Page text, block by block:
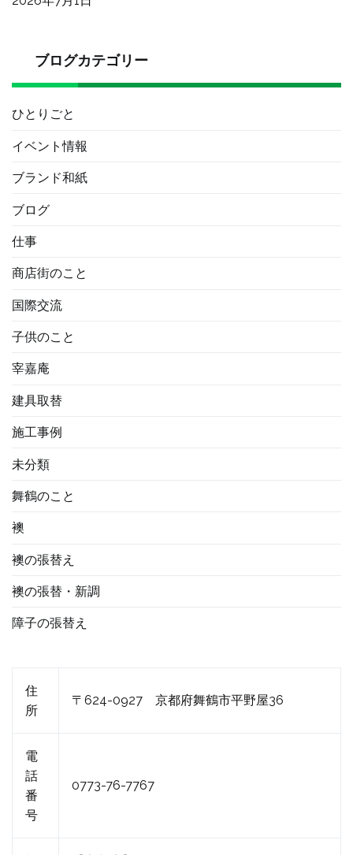
ブログカテゴリー
ひとりごと
イベント情報
ブランド和紙
ブログ
仕事
商店街のこと
国際交流
子供のこと
宰嘉庵
建具取替
施工事例
未分類
舞鶴のこと
襖
襖の張替え
襖の張替・新調
障子の張替え
住
所
〒624-0927 京都府舞鶴市平野屋36
電
話
番
号
0773-76-7767